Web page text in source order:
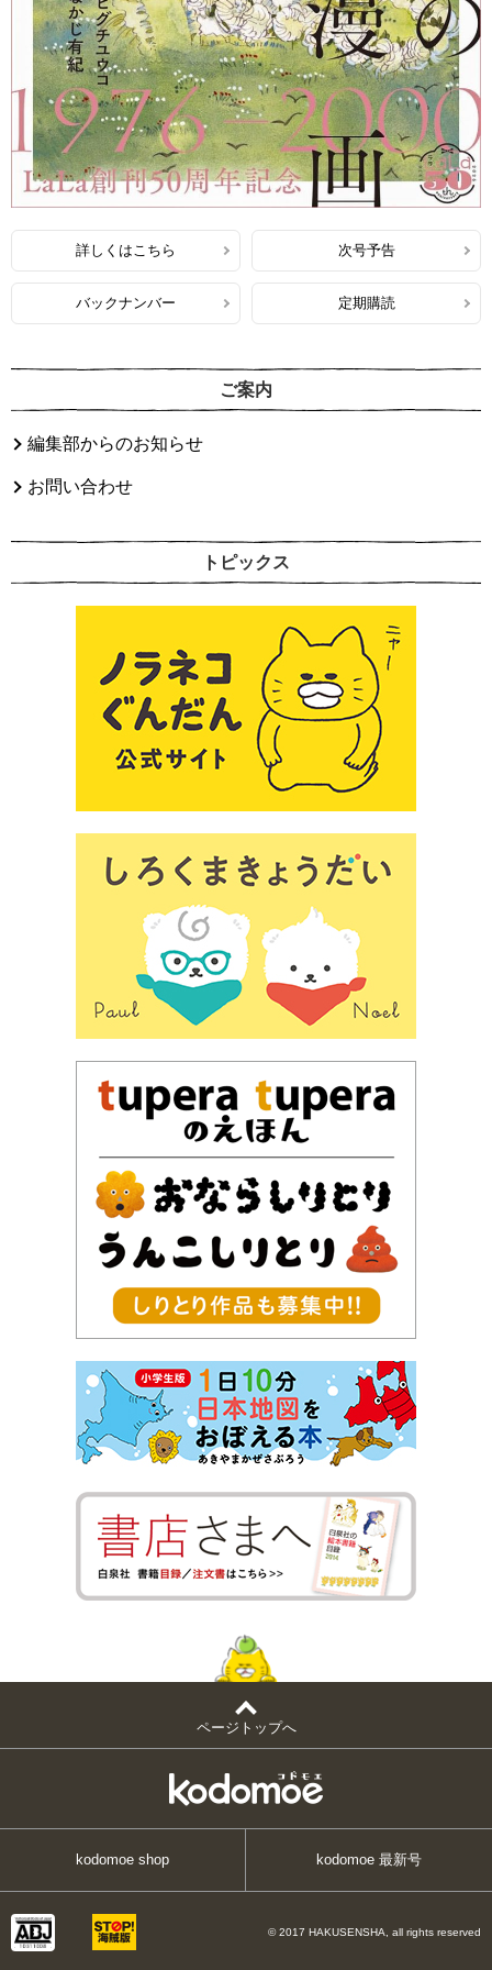
詳しくはこちら 次号予告
バックナンバー 定期購読
ご案内
編集部からのお知らせ
お問い合わせ
トピックス
ページトップへ
kodomoe shop kodomoe 最新号
© 2017 HAKUSENSHA, all rights reserved